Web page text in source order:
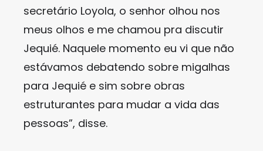
secretário Loyola, o senhor olhou nos
meus olhos e me chamou pra discutir
Jequié. Naquele momento eu vi que não
estávamos debatendo sobre migalhas
para Jequié e sim sobre obras
estruturantes para mudar a vida das
pessoas”, disse.